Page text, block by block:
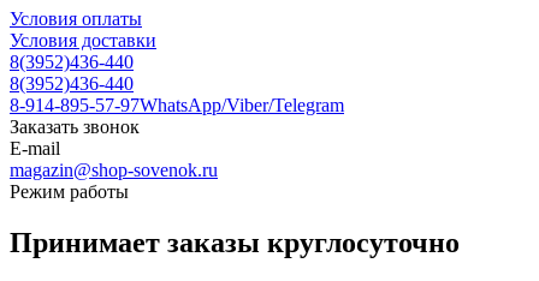
Условия оплаты
Условия доставки
8(3952)436-440
8(3952)436-440
8-914-895-57-97WhatsApp/Viber/Telegram
Заказать звонок
E-mail
magazin@shop-sovenok.ru
Режим работы
Принимает заказы круглосуточно